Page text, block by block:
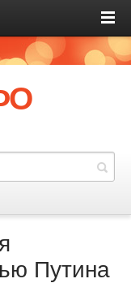
Путина